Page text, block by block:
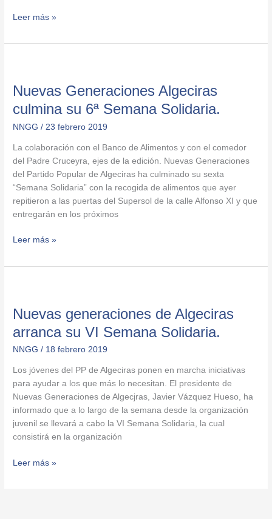
Leer más »
Nuevas Generaciones Algeciras
culmina su 6ª Semana Solidaria.
NNGG / 23 febrero 2019
La colaboración con el Banco de Alimentos y con el comedor
del Padre Cruceyra, ejes de la edición. Nuevas Generaciones
del Partido Popular de Algeciras ha culminado su sexta
“Semana Solidaria” con la recogida de alimentos que ayer
repitieron a las puertas del Supersol de la calle Alfonso XI y que
entregarán en los próximos
Algeciras
culmina
su
6ª
Leer más »
Nuevas generaciones de Algeciras
arranca su VI Semana Solidaria.
NNGG / 18 febrero 2019
Los jóvenes del PP de Algeciras ponen en marcha iniciativas
para ayudar a los que más lo necesitan. El presidente de
Nuevas Generaciones de Algecjras, Javier Vázquez Hueso, ha
informado que a lo largo de la semana desde la organización
juvenil se llevará a cabo la VI Semana Solidaria, la cual
consistirá en la organización
de
arranca
su
VI
Solidaria.
Leer más »